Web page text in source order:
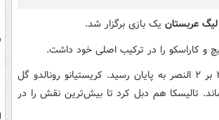
عربستان یک بازی برگزار شد.
و کاراسکو را در ترکیب اصلی خود داشت.
این بازی جذاب و مهیج در نهایت با پیروزی ۳ بر ۲ النصر به پایان رسید. کریستیانو رونالدو گل
تالیسکا هم دبل کرد تا بیش‌ترین نقش را در